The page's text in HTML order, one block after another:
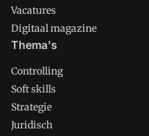
Vacatures
Digitaal magazine
Thema's
Controlling
Soft skills
Strategie
Juridisch